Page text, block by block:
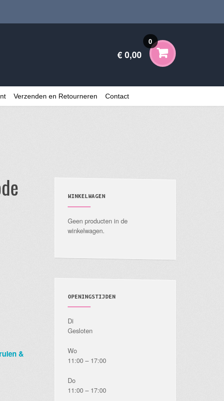
€ 0,00
0
Verzenden en Retourneren Contact
&
WINKELWAGEN
Geen producten in de
winkelwagen.
OPENINGSTIJDEN
Di
Gesloten
Wo
11:00 – 17:00
Do
11:00 – 17:00